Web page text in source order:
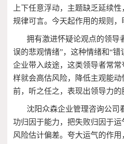
上下任意浮动，主题缺乏延续
规律可言。今天起作用的规则，
拥有激进怀疑论观点的领导
误的悲观情绪”，这种情绪和“
企业带入歧途，这类领导者常常
样就会高估风险，降低主观能
前，听之任之，表现出领导力的
沈阳众森企业管理咨询公司
功归因于能力，把失败归因于
风险估计偏差。夸大运气的作